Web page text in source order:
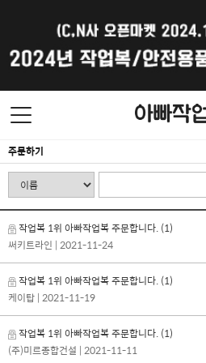
주문하기
작업복 1위 아빠작업복 주문합니다. (1)
써키트라인 | 2021-11-24
작업복 1위 아빠작업복 주문합니다. (1)
케이탑 | 2021-11-19
작업복 1위 아빠작업복 주문합니다. (1)
(주)미르종합건설 | 2021-11-11